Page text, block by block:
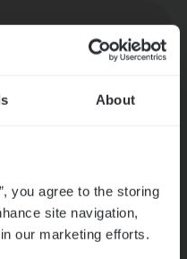
About
you agree to the storing
site navigation,
our marketing efforts.
Cargo
Aurélie elkaar